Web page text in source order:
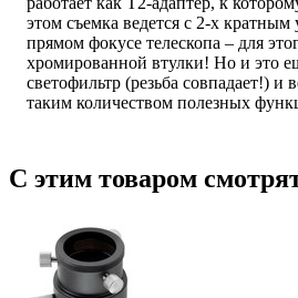
этом съемка ведется с 2-х
прямом фокусе телескопа – для
хромированной втулки! Но и это
светофильтр (резьба совпадает!) и
таким количеством полезных
С этим товаром